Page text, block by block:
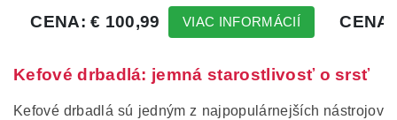
Kefové drbadlá: jemná starostlivosť o srsť
Kefové drbadlá sú jedným z najpopulárnejších nástrojov